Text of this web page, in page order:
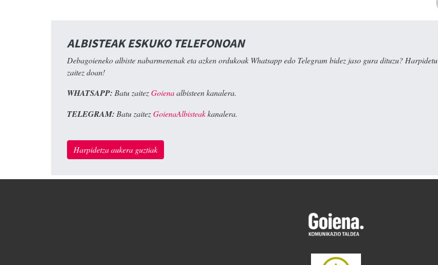
ALBISTEAK ESKUKO TELEFONOAN
Debagoieneko albiste nabarmenenak eta azken ordukoak Whatsapp edo Telegram bidez jaso gura dituzu? Harpidetu
zaitez doan!
WHATSAPP: Batu zaitezGoienaalbisteen kanalera.
TELEGRAM: Batu zaitezGoienaAlbisteakkanalera.
Harpidetza aukera guztiak